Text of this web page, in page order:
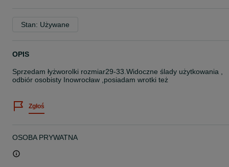
Stan: Używane
OPIS
Sprzedam łyżworolki rozmiar29-33.Widoczne ślady użytkowania ,
odbiór osobisty Inowrocław ,posiadam wrotki też
Zgłoś
OSOBA PRYWATNA